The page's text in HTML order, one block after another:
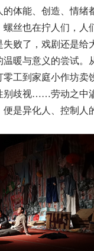
体能、创造、情绪
丝也在拧人们，人
败了，戏剧还是给
暖与意义的尝试。
工到家庭小作坊卖
别歧视……劳动之中
是异化人、控制人